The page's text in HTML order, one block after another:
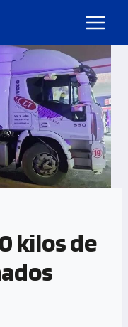
kilos de